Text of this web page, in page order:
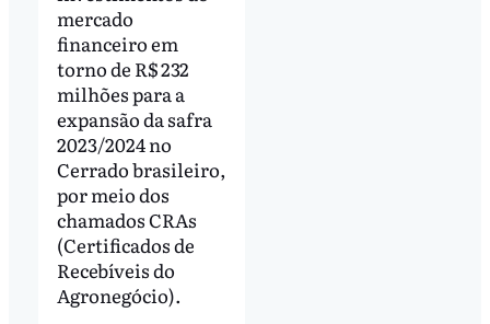
mercado
financeiro em
torno de R$ 232
milhões para a
expansão da safra
2023/2024 no
Cerrado brasileiro,
por meio dos
chamados CRAs
(Certificados de
Recebíveis do
Agronegócio).